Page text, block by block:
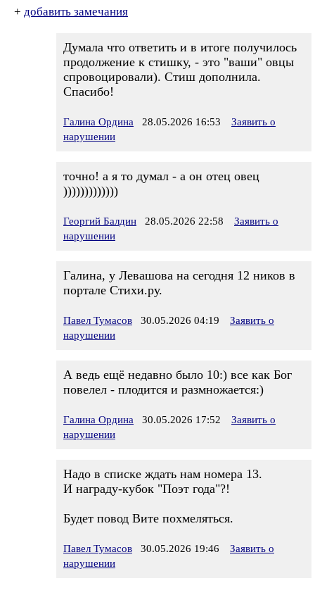
+ добавить замечания
Думала что ответить и в итоге получилось
продолжение к стишку, - это "ваши" овцы
спровоцировали). Стиш дополнила.
Спасибо!
Галина Ордина 28.05.2026 16:53
Заявить о
нарушении
точно! а я то думал - а он отец овец
)))))))))))))
Георгий Балдин 28.05.2026 22:58
Заявить о
нарушении
Галина, у Левашова на сегодня 12 ников в
портале Стихи.ру.
Павел Тумасов 30.05.2026 04:19
Заявить о
нарушении
А ведь ещё недавно было 10:) все как Бог
повелел - плодится и размножается:)
Галина Ордина 30.05.2026 17:52
Заявить о
нарушении
Надо в списке ждать нам номера 13.
И награду-кубок "Поэт года"?!
Будет повод Вите похмеляться.
Павел Тумасов 30.05.2026 19:46
Заявить о
нарушении